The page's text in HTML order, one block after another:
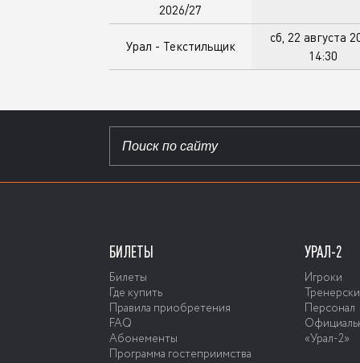
2026/27
Урал - Текстильщик
сб, 22 августа
14:30
БИЛЕТЫ
Билеты
Где купить
Правила приобретения
FAQ
Абонементы
Программа гостеприимства
УРАЛ-2
Игроки
Персонал
«Урал-2»